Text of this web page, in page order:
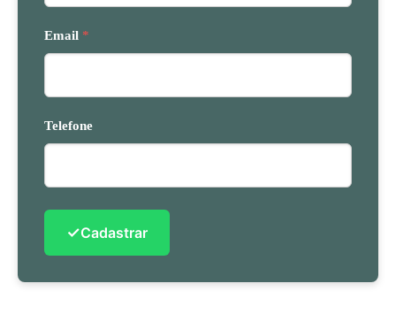
Email *
Telefone
✓Cadastrar